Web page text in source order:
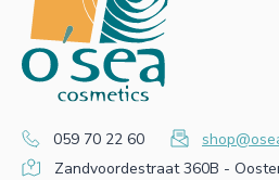
059 70 22 60
Zandvoordestraat 360B -